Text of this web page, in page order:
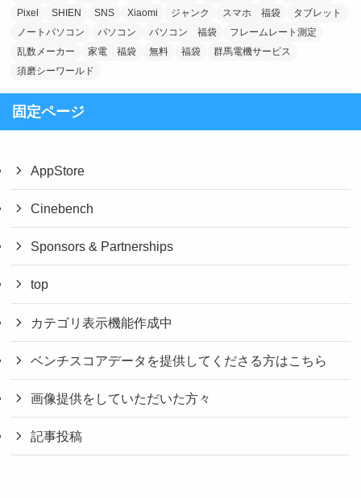
Pixel
SHIEN SNS Xiaomi ジャンク スマホ 福袋
タブレット
ノートパソコン
パソコン パソコン 福袋
フレームレート測定
乱数メーカー
家電 福袋 無料 福袋
群馬電機サービス
須磨シーワールド
固定ページ
AppStore
Cinebench
Sponsors & Partnerships
top
カテゴリ表示機能作成中
ベンチスコアデータを提供してくださる方はこちら
画像提供をしていただいた方々
記事投稿